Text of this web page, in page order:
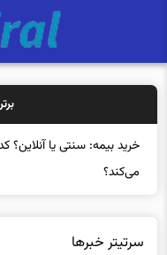
خرید بیمه: سنتی یا آنلاین؟
می‌کند؟
سرتیتر خبرها